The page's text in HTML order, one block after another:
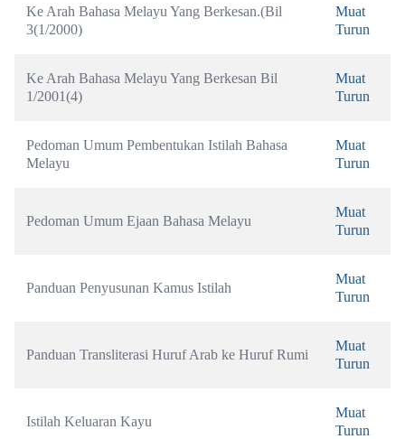
Ke Arah Bahasa Melayu Yang Berkesan.(Bil
3(1/2000)
Muat
Turun
Ke Arah Bahasa Melayu Yang Berkesan Bil
1/2001(4)
Muat
Turun
Pedoman Umum Pembentukan Istilah Bahasa
Melayu
Muat
Turun
Pedoman Umum Ejaan Bahasa Melayu
Muat
Turun
Panduan Penyusunan Kamus Istilah
Muat
Turun
Panduan Transliterasi Huruf Arab ke Huruf Rumi
Muat
Turun
Istilah Keluaran Kayu
Muat
Turun